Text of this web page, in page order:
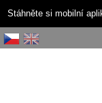
Stáhněte si mobilní